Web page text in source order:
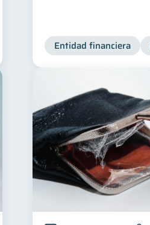
Bienestar financiero Consejos
Entidad financiera